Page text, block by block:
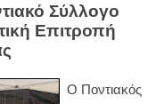
Σύλλογο
Επιτροπή
Ο Ποντιακός